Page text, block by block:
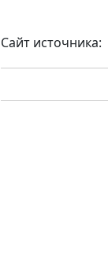
Сайт источника: